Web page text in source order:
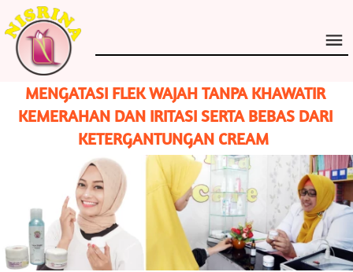
MENGATASI FLEK WAJAH TANPA KHAWATIR
KEMERAHAN DAN IRITASI SERTA BEBAS DARI
KETERGANTUNGAN CREAM